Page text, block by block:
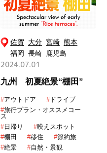
佐賀 大分 宮崎 熊本
福岡 長崎 鹿児島
2024.07.01
九州 初夏絶景“棚田”
#アウトドア #ドライブ
#旅行プラン・オススメコー
ス
#日帰り #映えスポット
#棚田 #移住 #節約旅
#絶景 #自然・景観